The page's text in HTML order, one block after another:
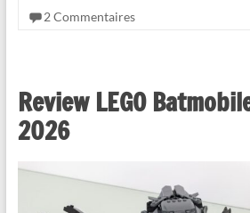
2 Commentaires
Review LEGO
2026